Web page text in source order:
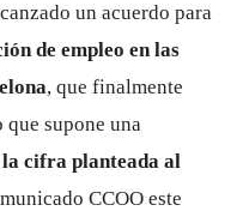
un acuerdo para
de empleo en las
, que finalmente
que supone una
cifra planteada al
CCOO este